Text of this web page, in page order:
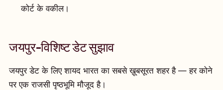
कोर्ट के वकील।
जयपुर-विशिष्ट डेट सुझाव
जयपुर डेट के लिए शायद भारत का सबसे ख़ूबसूरत शहर है — हर कोने
पर एक राजसी पृष्ठभूमि मौजूद है।